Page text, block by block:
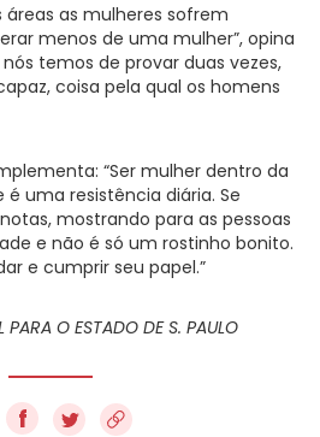
áreas as mulheres sofrem
menos de uma mulher”, opina
temos de provar duas vezes,
coisa pela qual os homens
“Ser mulher dentro da
é uma resistência diária. Se
mostrando para as pessoas
e não é só um rostinho bonito.
e cumprir seu papel.”
PARA O ESTADO DE S. PAULO
f